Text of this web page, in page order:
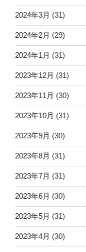
2024年3月 (31)
2024年2月 (29)
2024年1月 (31)
2023年12月 (31)
2023年11月 (30)
2023年10月 (31)
2023年9月 (30)
2023年8月 (31)
2023年7月 (31)
2023年6月 (30)
2023年5月 (31)
2023年4月 (30)